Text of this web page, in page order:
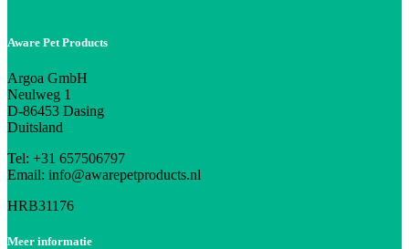
Aware Pet Products
Argoa GmbH
Neulweg 1
D-86453 Dasing
Duitsland
Tel: +31 657506797
Email: info@awarepetproducts.nl
HRB31176
Meer informatie